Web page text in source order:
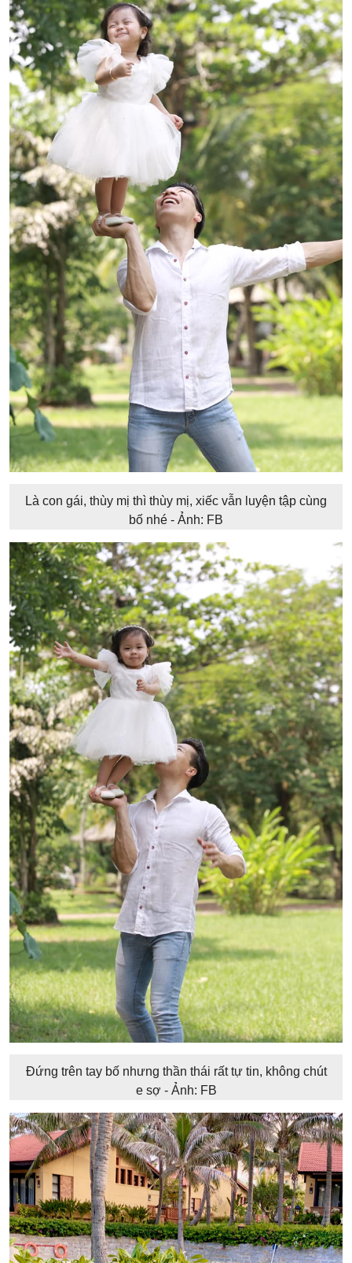
Là con gái, thùy mị thì thùy mị, xiếc vẫn luyện tập cùng
bố nhé - Ảnh: FB
Đứng trên tay bố nhưng thần thái rất tự tin, không chút
e sợ - Ảnh: FB